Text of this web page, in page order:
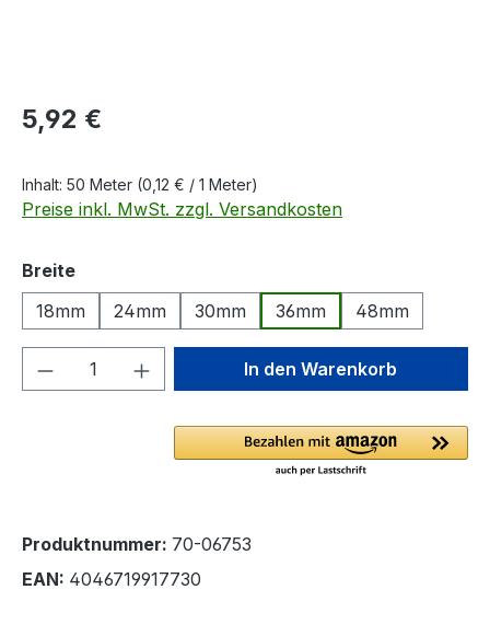
Regulärer Preis:
5,92 €
Inhalt: 50 Meter (0,12 € / 1 Meter)
Preise inkl. MwSt. zzgl. Versandkosten
Breiteauswählen
18mm
24mm 30mm 36mm 48mm
Produkt Anzahl: Gib denIn den Warenkorb
Produktnummer: 70-06753
EAN: 4046719917730